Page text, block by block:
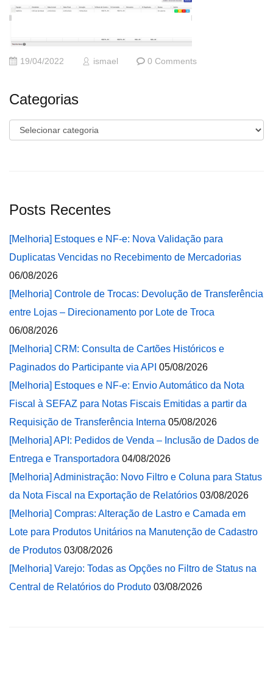
19/04/2022 ismael 0 Comments
Categorias
Categorias
Posts Recentes
[Melhoria] Estoques e NF-e: Nova Validação para
Duplicatas Vencidas no Recebimento de Mercadorias
06/08/2026
[Melhoria] Controle de Trocas: Devolução de Transferência
entre Lojas – Direcionamento por Lote de Troca
06/08/2026
[Melhoria] CRM: Consulta de Cartões Históricos e
Paginados do Participante via API 05/08/2026
[Melhoria] Estoques e NF-e: Envio Automático da Nota
Fiscal à SEFAZ para Notas Fiscais Emitidas a partir da
Requisição de Transferência Interna 05/08/2026
[Melhoria] API: Pedidos de Venda – Inclusão de Dados de
Entrega e Transportadora 04/08/2026
[Melhoria] Administração: Novo Filtro e Coluna para Status
da Nota Fiscal na Exportação de Relatórios 03/08/2026
[Melhoria] Compras: Alteração de Lastro e Camada em
Lote para Produtos Unitários na Manutenção de Cadastro
de Produtos 03/08/2026
[Melhoria] Varejo: Todas as Opções no Filtro de Status na
Central de Relatórios do Produto 03/08/2026